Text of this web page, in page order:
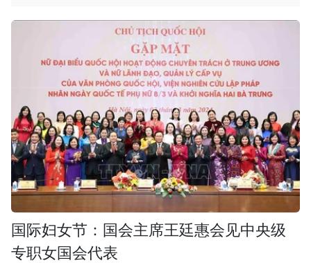
国际妇女节：国会主席王廷惠会见中央级
专职女国会代表